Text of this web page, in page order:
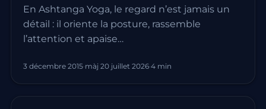
En Ashtanga Yoga, le regard n’est jamais un
détail : il oriente la posture, rassemble
l’attention et apaise…
3 décembre 2015·màj 20 juillet 2026·4 min